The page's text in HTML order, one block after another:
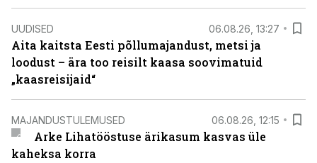
UUDISED 06.08.26, 13:27
Aita kaitsta Eesti põllumajandust, metsi ja
loodust – ära too reisilt kaasa soovimatuid
„kaasreisijaid“
MAJANDUSTULEMUSED 06.08.26, 12:15
Arke Lihatööstuse ärikasum kasvas üle
kaheksa korra